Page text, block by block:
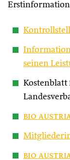
seinen
Kostenblatt
bio
bio